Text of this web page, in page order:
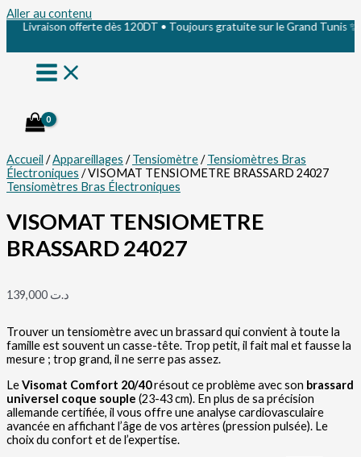
Aller au contenu
offerte dès 120DT • Toujours gratuite sur le Grand Tunis ✨
Accueil /Appareillages /Tensiomètre/Tensiomètres Bras
Électroniques / VISOMAT TENSIOMETRE BRASSARD 24027
Tensiomètres Bras Électroniques
VISOMAT TENSIOMETRE
BRASSARD 24027
د.ت
Trouver un tensiomètre avec un brassard qui convient à toute la
famille est souvent un casse-tête. Trop petit, il fait mal et fausse la
mesure ; trop grand, il ne serre pas assez.
LeVisomat Comfort 20/40résout ce problème avec son brassard
universel coque souple (23-43 cm). En plus de sa précision
allemande certifiée, il vous offre une analyse cardiovasculaire
avancée en affichant l’âge de vos artères (pression pulsée). Le
choix du confort et de l’expertise.